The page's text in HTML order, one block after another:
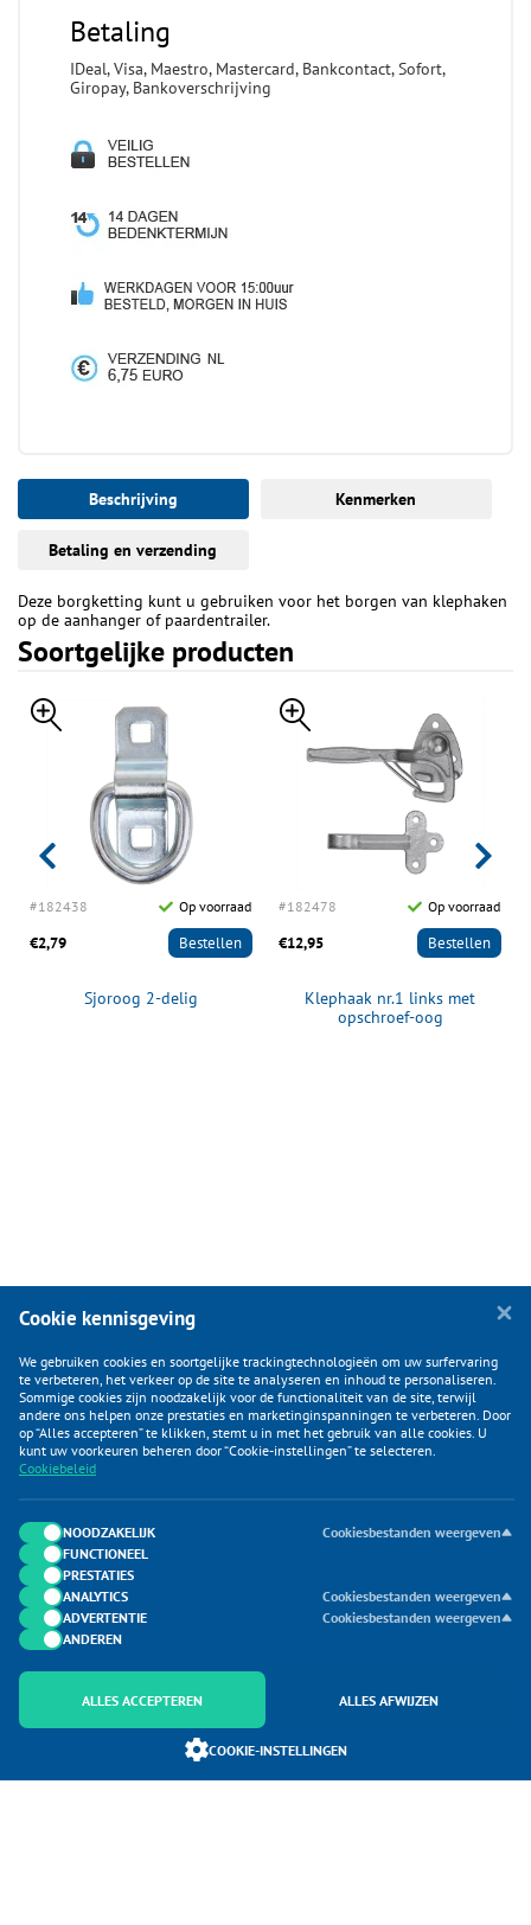
Betaling
IDeal, Visa, Maestro, Mastercard, Bankcontact, Sofort,
Giropay, Bankoverschrijving
Beschrijving Kenmerken
Betaling en verzending
Deze borgketting kunt u gebruiken voor het borgen van klephaken
op de aanhanger of paardentrailer.
Soortgelijke producten
#182438 Op voorraad
€2,79 Bestellen
Sjoroog 2-delig
#182478 Op voorraad
€12,95 Bestellen
Klephaak nr.1 links met
opschroef-oog
KLANTENSERVICE
CATEGORIEËN
DUIJVELAAR E-COMMERCE
CONTACTEN
Onderdeel van Duijvelaar E-commerce
SoloMono.net
Cookie kennisgeving
We gebruiken cookies en soortgelijke trackingtechnologieën om uw surfervaring
te verbeteren, het verkeer op de site te analyseren en inhoud te personaliseren.
Sommige cookies zijn noodzakelijk voor de functionaliteit van de site, terwijl
andere ons helpen onze prestaties en marketinginspanningen te verbeteren. Door
op “Alles accepteren” te klikken, stemt u in met het gebruik van alle cookies. U
kunt uw voorkeuren beheren door “Cookie-instellingen” te selecteren.
Cookiebeleid
NOODZAKELIJK
Cookiesbestanden weergeven
FUNCTIONEEL
PRESTATIES
ANALYTICS
Cookiesbestanden weergeven
ADVERTENTIE
Cookiesbestanden weergeven
ANDEREN
ALLES ACCEPTEREN ALLES AFWIJZEN
COOKIE-INSTELLINGEN